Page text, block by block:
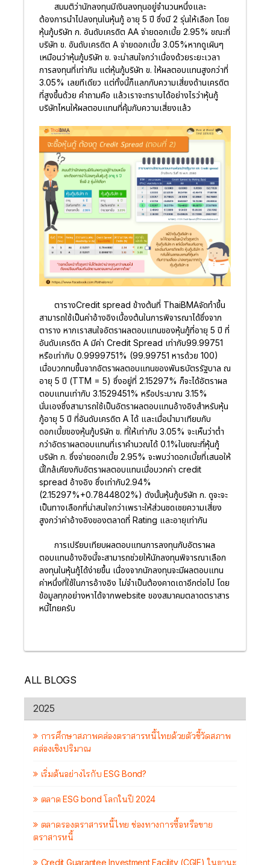
สมมติว่านักลงทุนมีเงินลงทุนอยู่จำนวนหนึ่งและ
ต้องการนำไปลงทุนในหุ้นกู้ อายุ 5 ปี ซึ่งมี 2 รุ่นให้เลือก โดย
หุ้นกู้บริษัท ก. อันดับเครดิต AA จ่ายดอกเบี้ย 2.95% ขณะที่
บริษัท ข. อันดับเครดิต A จ่ายดอกเบี้ย 3.05%หากดูเผินๆ
เหมือนว่าหุ้นกู้บริษัท ข. จะน่าสนใจกว่าเนื่องด้วยระยะเวลา
การลงทุนที่เท่ากัน แต่หุ้นกู้บริษัท ข. ให้ผลตอบแทนสูงกว่าที่
3.05% เลยทีเดียว แต่ทั้งนี้ก็แลกกับความเสี่ยงด้านเครดิต
ที่สูงขึ้นด้วย คำถามคือ แล้วเราจะทราบได้อย่างไรว่าหุ้นกู้
บริษัทไหนให้ผลตอบแทนที่คุ้มกับความเสี่ยงแล้ว
ตารางCredit spread ข้างต้นที่ ThaiBMAจัดทำขึ้น
สามารถใช้เป็นค่าอ้างอิงเบื้องต้นในการพิจารณาได้ซึ่งจาก
ตาราง หากเราสนใจอัตราผลตอบแทนของหุ้นกู้ที่อายุ 5 ปี ที่
อันดับเครดิต A มีค่า Credit Spread เท่ากับ99.99751
หรือเท่ากับ 0.9999751% (99.99751 หารด้วย 100)
เมื่อบวกทบขึ้นจากอัตราผลตอบแทนของพันธบัตรรัฐบาล ณ
อายุ 5 ปี (TTM = 5) ซึ่งอยู่ที่ 2.15297% ก็จะได้อัตราผล
ตอบแทนเท่ากับ 3.1529451% หรือประมาณ 3.15%
นั่นเองซึ่งสามารถใช้เป็นอัตราผลตอบแทนอ้างอิงสำหรับหุ้น
กู้อายุ 5 ปี ที่อันดับเครดิต A ได้ และเมื่อนำมาเทียบกับ
ดอกเบี้ยของหุ้นกู้บริษัท ข. ที่ให้เท่ากับ 3.05% จะเห็นว่าต่ำ
กว่าอัตราผลตอบแทนที่เราคำนวณได้ 0.1%ในขณะที่หุ้นกู้
บริษัท ก. ซึ่งจ่ายดอกเบี้ย 2.95% จะพบว่าดอกเบี้ยที่เสนอให้
นี้ใกล้เคียงกับอัตราผลตอบแทนเมื่อบวกค่า credit
spread อ้างอิง ซึ่งเท่ากับ2.94%
(2.15297%+0.7844802%) ดังนั้นหุ้นกู้บริษัท ก. ดูจะจะ
เป็นทางเลือกที่น่าสนใจกว่าเพราะให้ส่วนชดเชยความเสี่ยง
สูงกว่าค่าอ้างอิงของตลาดที่ Rating และอายุเท่ากัน
การเปรียบเทียบผลตอบแทนการลงทุนกับอัตราผล
ตอบแทนอ้างอิงนี้จะสามารถช่วยให้นักลงทุนพิจารณาเลือก
ลงทุนในหุ้นกู้ได้ง่ายขึ้น เนื่องจากนักลงทุนจะมีผลตอบแทน
ค่าหนึ่งที่ใช้ในการอ้างอิง ไม่จำเป็นต้องคาดเดาอีกต่อไป โดย
ข้อมูลทุกอย่างหาได้จากwebsite ของสมาคมตลาดตราสาร
หนี้ไทยครับ
ALL BLOGS
2025
การศึกษาสภาพคล่องตราสารหนี้ไทยด้วยตัวชี้วัดสภาพ
คล่องเชิงปริมาณ
เริ่มต้นอย่างไรกับ ESG Bond?
ตลาด ESG bond โลกในปี 2024
ตลาดรองตราสารหนี้ไทย ช่องทางการซื้อหรือขาย
ตราสารหนี้
Credit Guarantee Investment Facility (CGIF) ในฐานะ